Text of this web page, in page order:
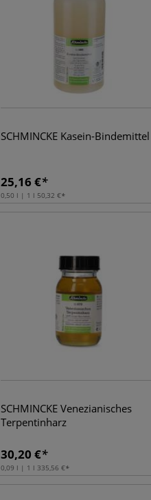
SCHMINCKE Kasein-Bindemittel
25,16 €
0,50 l | 1 l 50,32 €
SCHMINCKE Venezianisches
Terpentinharz
30,20 €
0,09 l | 1 l 335,56 €